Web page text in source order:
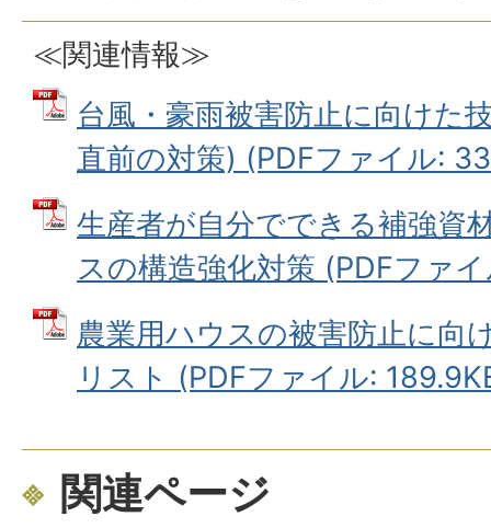
≪関連情報≫
台風・豪雨被害防止に向けた
直前の対策) (PDFファイル:
生産者が自分でできる補強資
スの構造強化対策 (PDFファ
農業用ハウスの被害防止に向
リスト (PDFファイル:
関連ページ